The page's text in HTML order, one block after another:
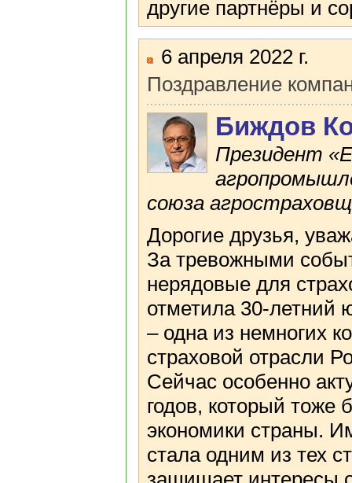
другие партнёры и
6 апреля 2022 г.
Поздравление
Биждов
Президент
союза
Дорогие друзья,
За тревожными
нерядовые для
отметила 30-
– одна из немногих
страховой отрасли
Сейчас особенно
годов, который тоже
экономики страны.
стала одним из тех